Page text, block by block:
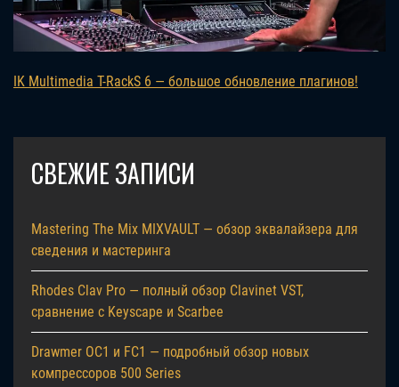
IK Multimedia T-RackS 6 — большое обновление плагинов!
СВЕЖИЕ ЗАПИСИ
Mastering The Mix MIXVAULT — обзор эквалайзера для
сведения и мастеринга
Rhodes Clav Pro — полный обзор Clavinet VST,
сравнение с Keyscape и Scarbee
Drawmer OC1 и FC1 — подробный обзор новых
компрессоров 500 Series